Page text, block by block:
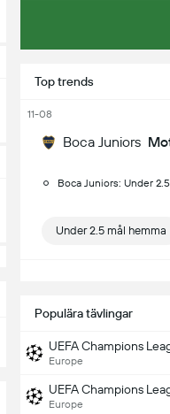
Top trends
11-08
Boca Juniors
Boca Juniors: Under
Under 2.5 mål hemma
Populära tävlingar
UEFA Champions
Europe
UEFA Champions
Europe